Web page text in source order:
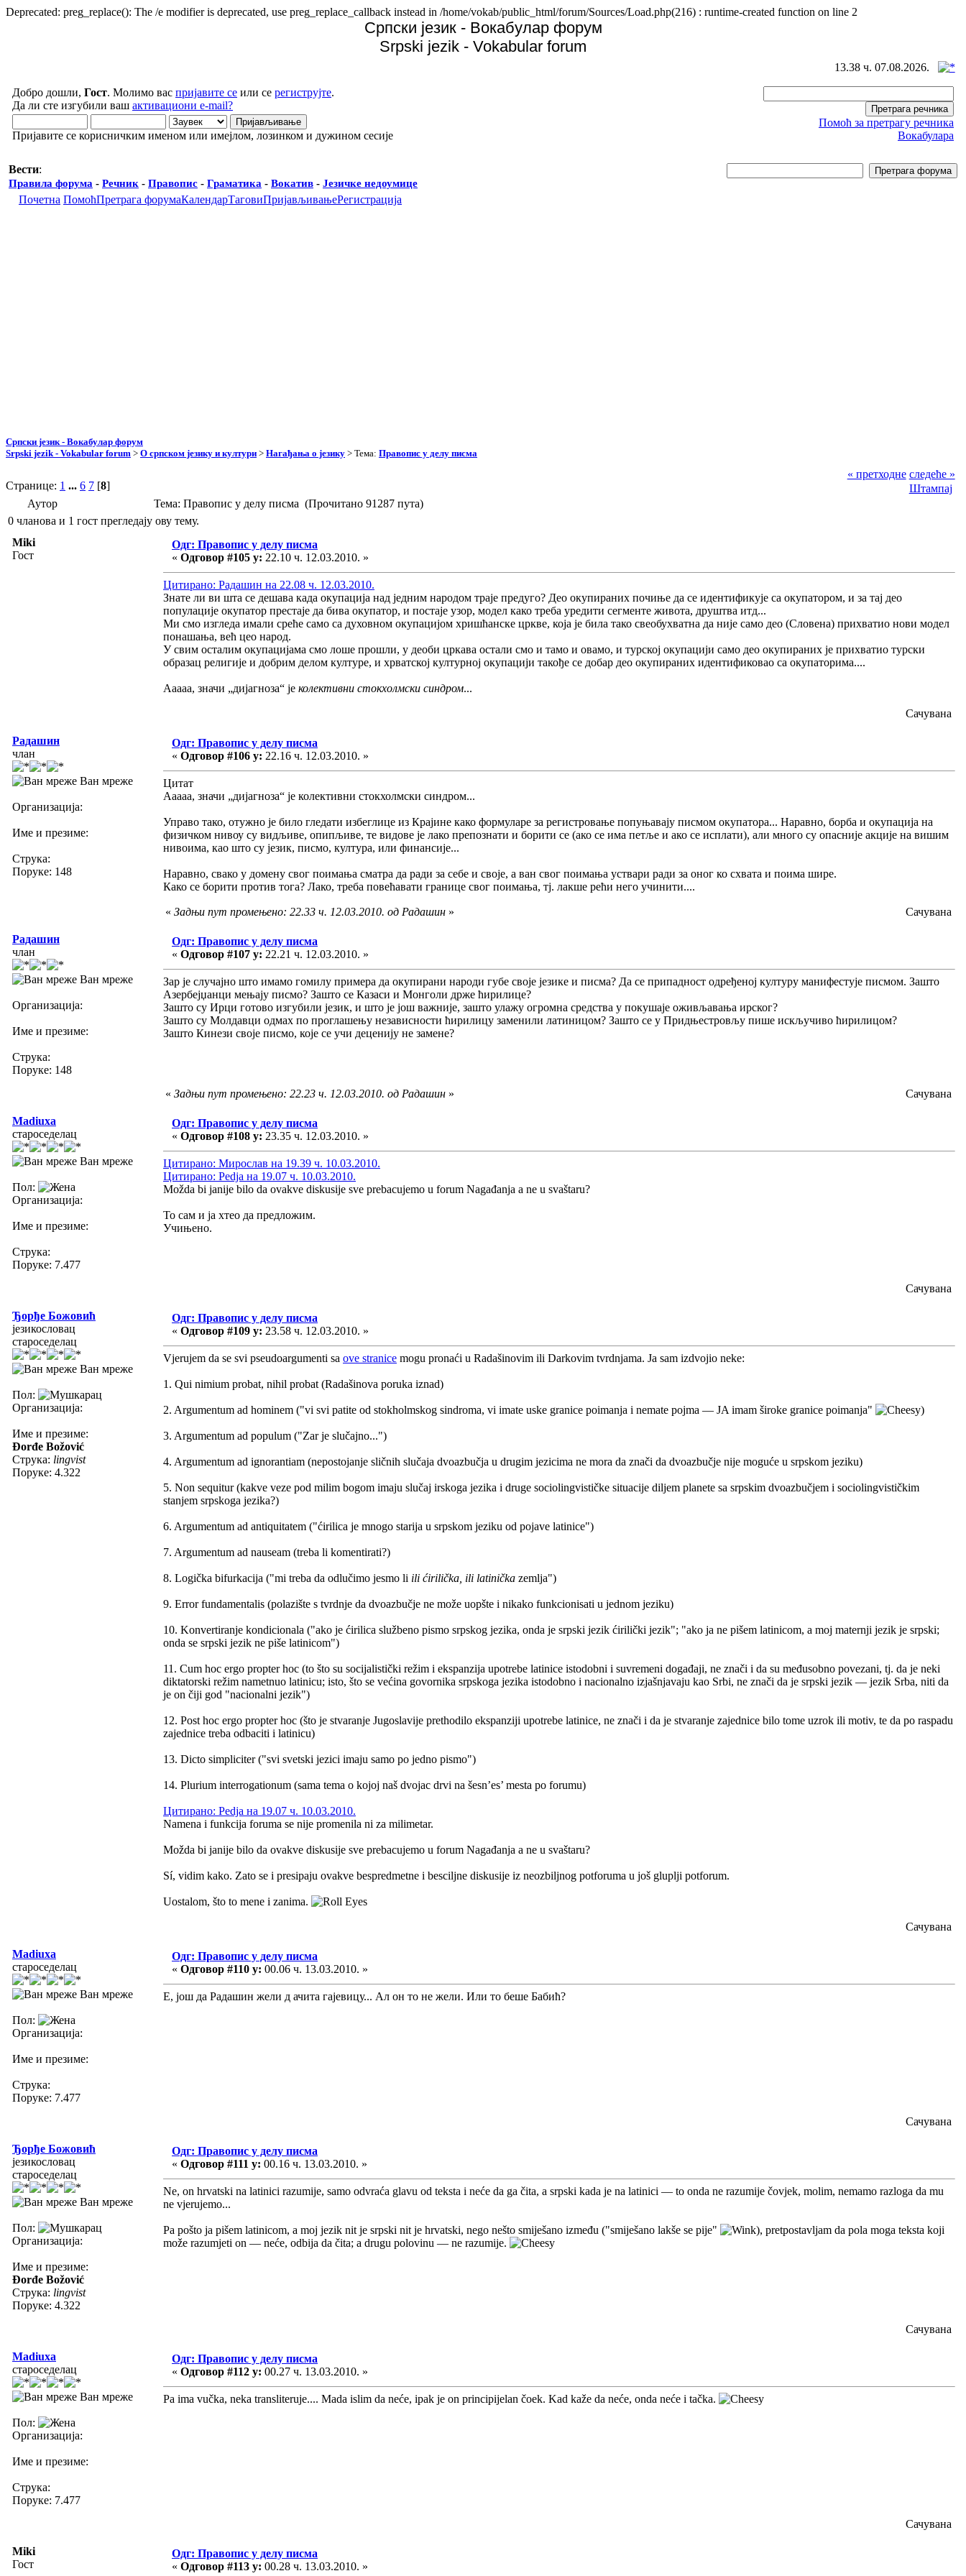
Deprecated: preg_replace(): The /e modifier is deprecated, use preg_replace_callback instead in /home/vokab/public_html/forum/Sources/Load.php(216) : runtime-created function on line 2
Српски језик - Вокабулар форум
Srpski jezik - Vokabular forum
13.38 ч. 07.08.2026.
Добро дошли, Гост. Молимо вас пријавите се или се региструјте.
Да ли сте изгубили ваш активациони e-mail?
Пријавите се корисничким именом или имејлом, лозинком и дужином сесије
Помоћ за претрагу речника
Вокабулара
Вести:
Правила форума - Речник - Правопис - Граматика - Вокатив - Језичке недоумице
Почетна ПомоћПретрага форумаКалендарТаговиПријављивањеРегистрација
Српски језик - Вокабулар форум
Srpski jezik - Vokabular forum > О српском језику и култури > Нагађања о језику > Тема: Правопис у делу писма
Странице: 1 ... 6 7 [8]
« претходне следеће »
Штампај
Аутор
Тема: Правопис у делу писма (Прочитано 91287 пута)
0 чланова и 1 гост прегледају ову тему.
Miki
Гост
Одг: Правопис у делу писма
« Одговор #105 у: 22.10 ч. 12.03.2010. »
Цитирано: Радашин на 22.08 ч. 12.03.2010.
Знате ли ви шта се дешава када окупација над једним народом траје предуго? Део окупираних почиње да се идентификује са окупатором, и за тај део
популације окупатор престаје да бива окупатор, и постаје узор, модел како треба уредити сегменте живота, друштва итд...
Ми смо изгледа имали среће само са духовном окупацијом хришћанске цркве, која је била тако свеобухватна да није само део (Словена) прихватио нови модел
понашања, већ цео народ.
У свим осталим окупацијама смо лоше прошли, у деоби цркава остали смо и тамо и овамо, и турској окупацији само део окупираних је прихватио турски
образац религије и добрим делом културе, и хрватској културној окупацији такође се добар део окупираних идентификовао са окупаторима....
Ааааа, значи „дијагноза“ је колективни стокхолмски синдром...
Сачувана
Радашин
члан
Ван мреже
Организација:
Име и презиме:
Струка:
Поруке: 148
Одг: Правопис у делу писма
« Одговор #106 у: 22.16 ч. 12.03.2010. »
Цитат
Ааааа, значи „дијагноза“ је колективни стокхолмски синдром...
Управо тако, отужно је било гледати избеглице из Крајине како формуларе за регистровање попуњавају писмом окупатора... Наравно, борба и окупација на
физичком нивоу су видљиве, опипљиве, те видове је лако препознати и борити се (ако се има петље и ако се исплати), али много су опасније акције на вишим
нивоима, као што су језик, писмо, култура, или финансије...
Наравно, свако у домену свог поимања сматра да ради за себе и своје, а ван свог поимања уствари ради за оног ко схвата и поима шире.
Како се борити против тога? Лако, треба повећавати границе свог поимања, тј. лакше рећи него учинити....
« Задњи пут промењено: 22.33 ч. 12.03.2010. од Радашин » Сачувана
Радашин
члан
Ван мреже
Организација:
Име и презиме:
Струка:
Поруке: 148
Одг: Правопис у делу писма
« Одговор #107 у: 22.21 ч. 12.03.2010. »
Зар је случајно што имамо гомилу примера да окупирани народи губе своје језике и писма? Да се припадност одређеној културу манифестује писмом. Зашто
Азербејџанци мењају писмо? Зашто се Казаси и Монголи држе ћирилице?
Зашто су Ирци готово изгубили језик, и што је још важније, зашто улажу огромна средства у покушаје оживљавања ирског?
Зашто су Молдавци одмах по проглашењу независности ћирилицу заменили латиницом? Зашто се у Придњестровљу пише искључиво ћирилицом?
Зашто Кинези своје писмо, које се учи деценију не замене?
« Задњи пут промењено: 22.23 ч. 12.03.2010. од Радашин » Сачувана
Madiuxa
староседелац
Ван мреже
Пол:
Организација:
Име и презиме:
Струка:
Поруке: 7.477
Одг: Правопис у делу писма
« Одговор #108 у: 23.35 ч. 12.03.2010. »
Цитирано: Мирослав на 19.39 ч. 10.03.2010.
Цитирано: Pedja на 19.07 ч. 10.03.2010.
Možda bi janije bilo da ovakve diskusije sve prebacujemo u forum Nagađanja a ne u svaštaru?
То сам и ја хтео да предложим.
Учињено.
Сачувана
Ђорђе Божовић
језикословац
староседелац
Ван мреже
Пол:
Организација:
Име и презиме:
Đorđe Božović
Струка: lingvist
Поруке: 4.322
Одг: Правопис у делу писма
« Одговор #109 у: 23.58 ч. 12.03.2010. »
Vjerujem da se svi pseudoargumenti sa ove stranice mogu pronaći u Radašinovim ili Darkovim tvrdnjama. Ja sam izdvojio neke:
1. Qui nimium probat, nihil probat (Radašinova poruka iznad)
2. Argumentum ad hominem ("vi svi patite od stokholmskog sindroma, vi imate uske granice poimanja i nemate pojma — JA imam široke granice poimanja" )
3. Argumentum ad populum ("Zar je slučajno...")
4. Argumentum ad ignorantiam (nepostojanje sličnih slučaja dvoazbučja u drugim jezicima ne mora da znači da dvoazbučje nije moguće u srpskom jeziku)
5. Non sequitur (kakve veze pod milim bogom imaju slučaj irskoga jezika i druge sociolingvističke situacije diljem planete sa srpskim dvoazbučjem i sociolingvističkim
stanjem srpskoga jezika?)
6. Argumentum ad antiquitatem ("ćirilica je mnogo starija u srpskom jeziku od pojave latinice")
7. Argumentum ad nauseam (treba li komentirati?)
8. Logička bifurkacija ("mi treba da odlučimo jesmo li ili ćirilička, ili latinička zemlja")
9. Error fundamentalis (polazište s tvrdnje da dvoazbučje ne može uopšte i nikako funkcionisati u jednom jeziku)
10. Konvertiranje kondicionala ("ako je ćirilica službeno pismo srpskog jezika, onda je srpski jezik ćirilički jezik"; "ako ja ne pišem latinicom, a moj maternji jezik je srpski;
onda se srpski jezik ne piše latinicom")
11. Cum hoc ergo propter hoc (to što su socijalistički režim i ekspanzija upotrebe latinice istodobni i suvremeni događaji, ne znači i da su međusobno povezani, tj. da je neki
diktatorski režim nametnuo latinicu; isto, što se većina govornika srpskoga jezika istodobno i nacionalno izjašnjavaju kao Srbi, ne znači da je srpski jezik — jezik Srba, niti da
je on čiji god "nacionalni jezik")
12. Post hoc ergo propter hoc (što je stvaranje Jugoslavije prethodilo ekspanziji upotrebe latinice, ne znači i da je stvaranje zajednice bilo tome uzrok ili motiv, te da po raspadu
zajednice treba odbaciti i latinicu)
13. Dicto simpliciter ("svi svetski jezici imaju samo po jedno pismo")
14. Plurium interrogationum (sama tema o kojoj naš dvojac drvi na šesn’es’ mesta po forumu)
Цитирано: Pedja на 19.07 ч. 10.03.2010.
Namena i funkcija foruma se nije promenila ni za milimetar.
Možda bi janije bilo da ovakve diskusije sve prebacujemo u forum Nagađanja a ne u svaštaru?
Sí, vidim kako. Zato se i presipaju ovakve bespredmetne i besciljne diskusije iz neozbiljnog potforuma u još gluplji potforum.
Uostalom, što to mene i zanima.
Сачувана
Madiuxa
староседелац
Ван мреже
Пол:
Организација:
Име и презиме:
Струка:
Поруке: 7.477
Одг: Правопис у делу писма
« Одговор #110 у: 00.06 ч. 13.03.2010. »
Е, још да Радашин жели д ачита гајевицу... Ал он то не жели. Или то беше Бабић?
Сачувана
Ђорђе Божовић
језикословац
староседелац
Ван мреже
Пол:
Организација:
Име и презиме:
Đorđe Božović
Струка: lingvist
Поруке: 4.322
Одг: Правопис у делу писма
« Одговор #111 у: 00.16 ч. 13.03.2010. »
Ne, on hrvatski na latinici razumije, samo odvraća glavu od teksta i neće da ga čita, a srpski kada je na latinici — to onda ne razumije čovjek, molim, nemamo razloga da mu
ne vjerujemo...
Pa pošto ja pišem latinicom, a moj jezik nit je srpski nit je hrvatski, nego nešto smiješano između ("smiješano lakše se pije"
), pretpostavljam da pola moga teksta koji
može razumjeti on — neće, odbija da čita; a drugu polovinu — ne razumije.
Сачувана
Madiuxa
староседелац
Ван мреже
Пол:
Организација:
Име и презиме:
Струка:
Поруке: 7.477
Одг: Правопис у делу писма
« Одговор #112 у: 00.27 ч. 13.03.2010. »
Pa ima vučka, neka transliteruje.... Mada islim da neće, ipak je on principijelan čoek. Kad kaže da neće, onda neće i tačka.
Сачувана
Miki
Гост
Одг: Правопис у делу писма
« Одговор #113 у: 00.28 ч. 13.03.2010. »